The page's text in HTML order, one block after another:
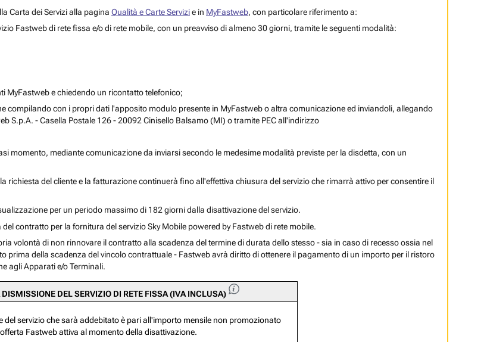
Carta dei Servizi alla pagina Qualità e Carte Servizie in MyFastweb, con particolare riferimento a:
Fastweb di rete fissa e/o di rete mobile, con un preavviso di almeno 30 giorni, tramite le seguenti modalità:
MyFastweb e chiedendo un ricontatto telefonico;
compilando con i propri dati l'apposito modulo presente in MyFastweb o altra comunicazione ed inviandoli, allegando
S.p.A. - Casella Postale 126 - 20092 Cinisello Balsamo (MI) o tramite PEC all'indirizzo
momento, mediante comunicazione da inviarsi secondo le medesime modalità previste per la disdetta, con un
richiesta del cliente e la fatturazione continuerà fino all'effettiva chiusura del servizio che rimarrà attivo per consentire il
per un periodo massimo di 182 giorni dalla disattivazione del servizio.
contratto per la fornitura del servizio Sky Mobile powered by Fastweb di rete mobile.
volontà di non rinnovare il contratto alla scadenza del termine di durata dello stesso - sia in caso di recesso ossia nel
prima della scadenza del vincolo contrattuale - Fastweb avrà diritto di ottenere il pagamento di un importo per il ristoro
agli Apparati e/o Terminali.
DISMISSIONE DEL SERVIZIO DI RETE FISSA (IVA INCLUSA)
del servizio che sarà addebitato è pari all'importo mensile non promozionato
Fastweb attiva al momento della disattivazione.